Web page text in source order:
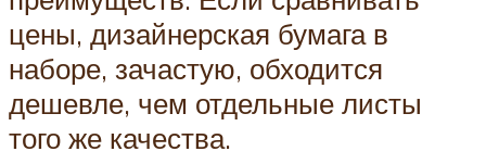
цены, дизайнерская бумага в
наборе, зачастую, обходится
дешевле, чем отдельные листы
того же качества.